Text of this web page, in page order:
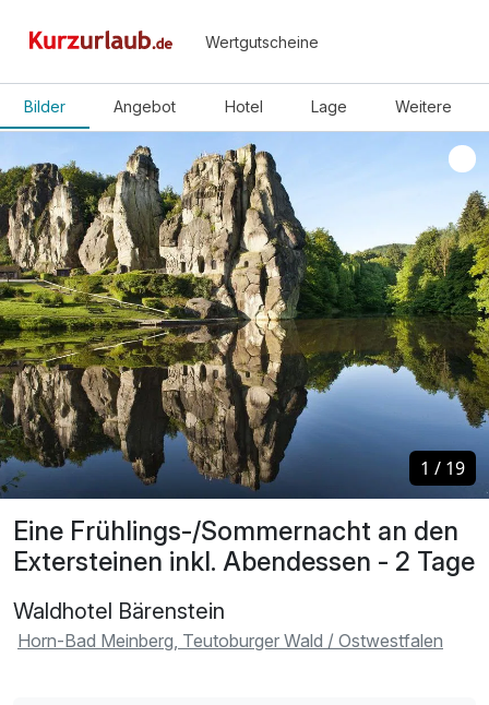
Wertgutscheine
Bilder Angebot Hotel Lage Weitere
Eine Frühlings-/Sommernacht an den
Extersteinen inkl. Abendessen - 2 Tage
Waldhotel Bärenstein
Horn-Bad Meinberg, Teutoburger Wald / Ostwestfalen
1 / 19
1 / 19